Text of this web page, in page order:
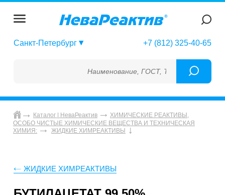
Санкт-Петербург +7 (812) 325-40-65
Наименование, ГОСТ, ТУ, ГСО, МСО, ОСО,
Каталог | НеваРеактив
ХИМИЧЕСКИЕ РЕАКТИВЫ,
ОСОБО ЧИСТЫЕ ХИМИЧЕСКИЕ ВЕЩЕСТВА И ТЕХНИЧЕСКАЯ
ХИМИЯ:
ЖИДКИЕ ХИМРЕАКТИВЫ
ЖИДКИЕ ХИМРЕАКТИВЫ